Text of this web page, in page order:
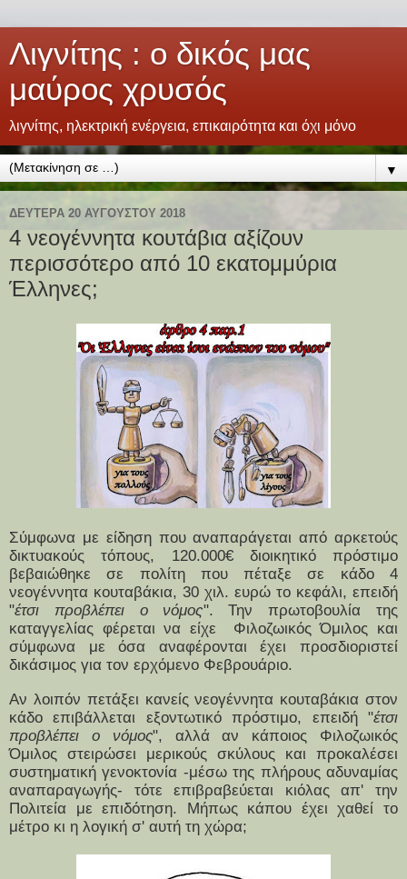
Λιγνίτης : ο δικός μας
μαύρος χρυσός
λιγνίτης, ηλεκτρική ενέργεια, επικαιρότητα και όχι μόνο
▼
ΔΕΥΤΈΡΑ 20 ΑΥΓΟΎΣΤΟΥ 2018
4 νεογέννητα κουτάβια αξίζουν
περισσότερο από 10 εκατομμύρια
Έλληνες;
Σύμφωνα με είδηση που αναπαράγεται από αρκετούς
δικτυακούς τόπους, 120.000€ διοικητικό πρόστιμο
βεβαιώθηκε σε πολίτη που πέταξε σε κάδο 4
νεογέννητα κουταβάκια, 30 χιλ. ευρώ το κεφάλι, επειδή
"έτσι προβλέπει ο νόμος". Την πρωτοβουλία της
καταγγελίας φέρεται να είχε Φιλοζωικός Όμιλος και
σύμφωνα με όσα αναφέρονται έχει προσδιοριστεί
δικάσιμος για τον ερχόμενο Φεβρουάριο.
Αν λοιπόν πετάξει κανείς νεογέννητα κουταβάκια στον
κάδο επιβάλλεται εξοντωτικό πρόστιμο, επειδή "έτσι
προβλέπει ο νόμος", αλλά αν κάποιος Φιλοζωικός
Όμιλος στειρώσει μερικούς σκύλους και προκαλέσει
συστηματική γενοκτονία -μέσω της πλήρους αδυναμίας
αναπαραγωγής- τότε επιβραβεύεται κιόλας απ' την
Πολιτεία με επιδότηση. Μήπως κάπου έχει χαθεί το
μέτρο κι η λογική σ' αυτή τη χώρα;